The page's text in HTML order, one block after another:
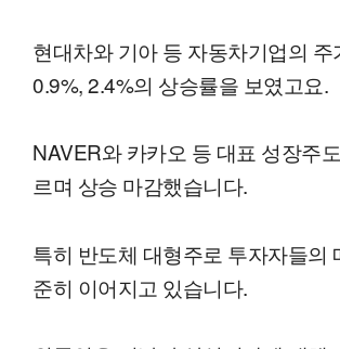
현대차와 기아 등 자동차기업의
0.9%, 2.4%의 상승률을 보였고요.
NAVER와 카카오 등 대표 성장주
르며 상승 마감했습니다.
특히 반도체 대형주로 투자자들의
준히 이어지고 있습니다.